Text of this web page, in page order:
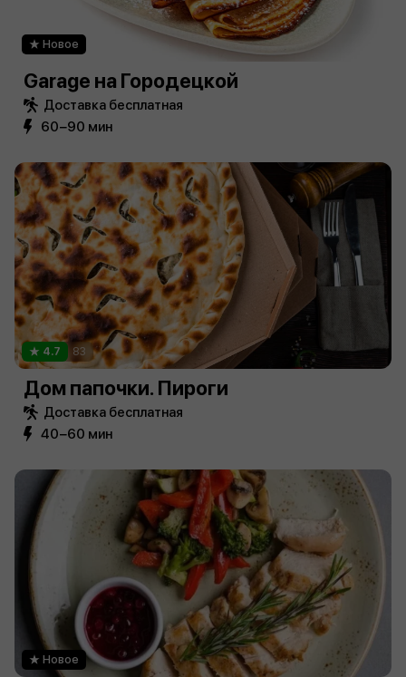
Новое
Garage на Городецкой
Доставка бесплатная
60−90 мин
4.7 83
Дом папочки. Пироги
Доставка бесплатная
40−60 мин
Новое